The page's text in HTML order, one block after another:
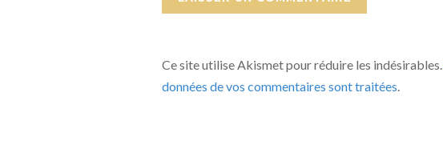
Ce site utilise Akismet pour réduire les indésirables.
données de vos commentaires sont traitées.